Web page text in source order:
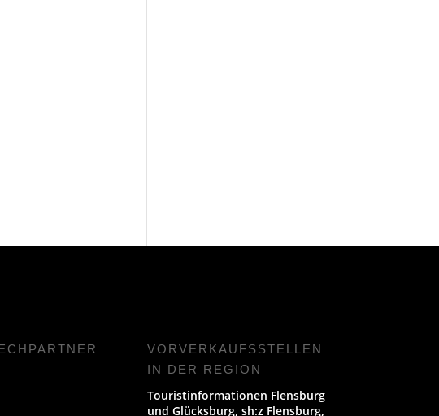
VORVERKAUFS­STELLEN
IN DER REGION
Touristinformationen Flensburg
und Glücksburg, sh:z Flensburg,